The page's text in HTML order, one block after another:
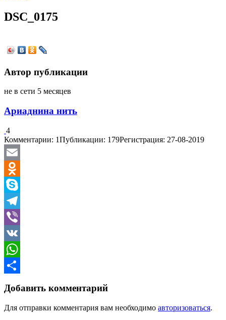
DSC_0175
Автор публикации
не в сети 5 месяцев
Ариаднина нить
4
Комментарии: 1Публикации: 179Регистрация: 27-08-2019
Email
Odnoklassniki
Skype
Telegram
Viber
VK
WhatsApp
Добавить комментарий
Для отправки комментария вам необходимо авторизоваться.